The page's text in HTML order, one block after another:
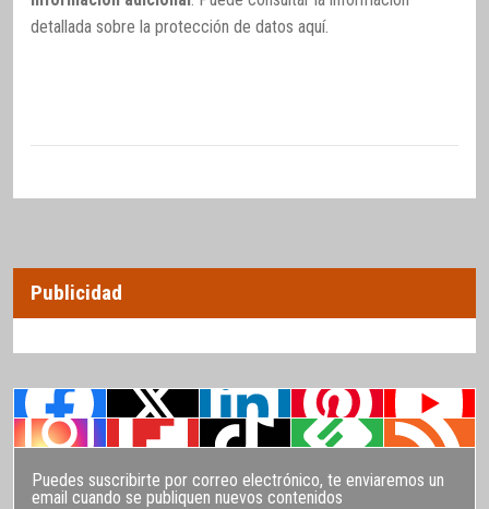
detallada sobre la protección de datos aquí.
Publicidad
Puedes suscribirte por correo electrónico, te enviaremos un
email cuando se publiquen nuevos contenidos